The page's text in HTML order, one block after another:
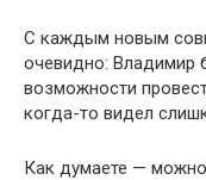
С каждым новым
очевидно: Владимир
возможности
когда-то видел
Как думаете —